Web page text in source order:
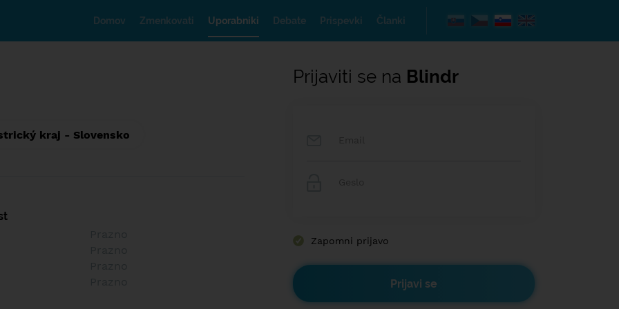
Domov Zmenkovati Uporabniki Debate Prispevki Članki
kraj - Slovensko
Prijaviti se na Blindr
Zapomni prijavo